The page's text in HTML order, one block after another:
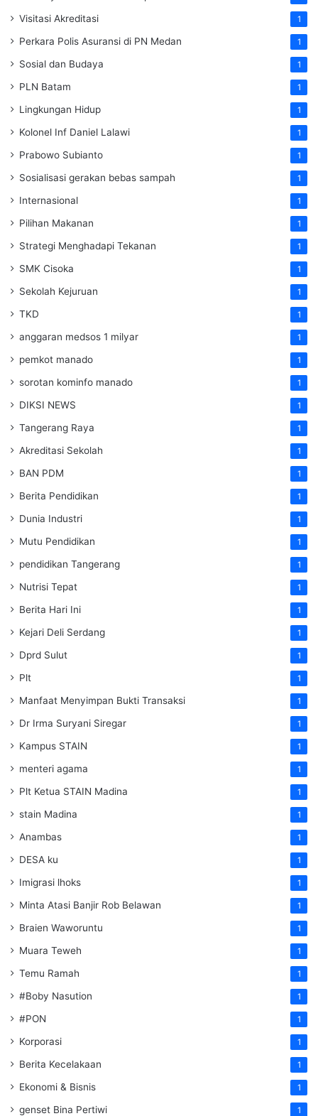
Visitasi Akreditasi 1
Perkara Polis Asuransi di PN Medan 1
Sosial dan Budaya 1
PLN Batam 1
Lingkungan Hidup 1
Kolonel Inf Daniel Lalawi 1
Prabowo Subianto 1
Sosialisasi gerakan bebas sampah 1
Internasional 1
Pilihan Makanan 1
Strategi Menghadapi Tekanan 1
SMK Cisoka 1
Sekolah Kejuruan 1
TKD 1
anggaran medsos 1 milyar 1
pemkot manado 1
sorotan kominfo manado 1
DIKSI NEWS 1
Tangerang Raya 1
Akreditasi Sekolah 1
BAN PDM 1
Berita Pendidikan 1
Dunia Industri 1
Mutu Pendidikan 1
pendidikan Tangerang 1
Nutrisi Tepat 1
Berita Hari Ini 1
Kejari Deli Serdang 1
Dprd Sulut 1
Plt 1
Manfaat Menyimpan Bukti Transaksi 1
Dr Irma Suryani Siregar 1
Kampus STAIN 1
menteri agama 1
Plt Ketua STAIN Madina 1
stain Madina 1
Anambas 1
DESA ku 1
Imigrasi lhoks 1
Minta Atasi Banjir Rob Belawan 1
Braien Waworuntu 1
Muara Teweh 1
Temu Ramah 1
#Boby Nasution 1
#PON 1
Korporasi 1
Berita Kecelakaan 1
Ekonomi & Bisnis 1
genset Bina Pertiwi 1